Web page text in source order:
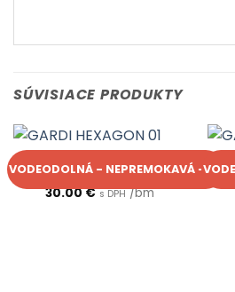
SÚVISIACE PRODUKTY
VODEODOLNÁ - NEPREMOKAVÁ - UV
GARDI
GARDI HEXAGON 01
30.00€ s DPH/bm